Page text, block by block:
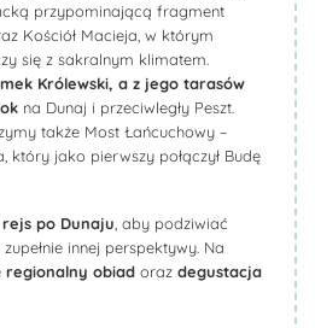
przypominającą fragment
Kościół Macieja, w którym
się z sakralnym klimatem.
Królewski, a z jego tarasów
na Dunaj i przeciwległy Peszt.
także Most Łańcuchowy –
który jako pierwszy połączył Budę
rejs po Dunaju , aby podziwiać
innej perspektywy. Na
regionalny obiad oraz degustacja